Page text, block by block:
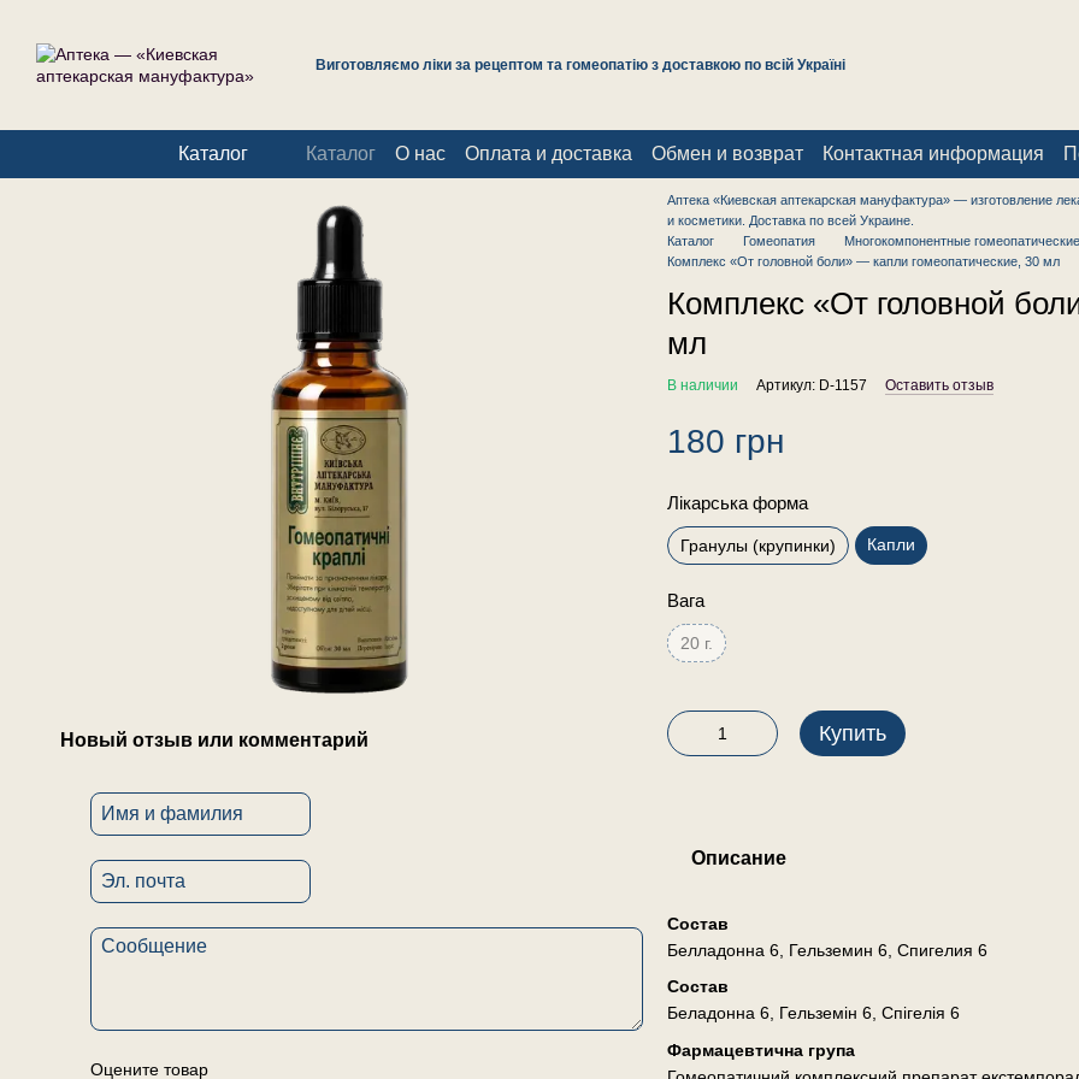
Виготовляємо ліки за рецептом та гомеопатію з доставкою по всій Україні
Каталог Каталог О нас Оплата и доставка Обмен и возврат Контактная информация
Новый отзыв или комментарий
Оцените товар
Аптека «Киевская аптекарская мануфактура» — изготовление
и косметики. Доставка по всей Украине.
Каталог
Гомеопатия
Многокомпонентные
Комплекс «От головной боли» — капли гомеопатические, 30 мл
Комплекс «От головной
мл
В наличии Артикул: D-1157 Оставить отзыв
180 грн
Лікарська форма
Гранулы (крупинки) Капли
Вага
20 г.
Купить
Описание
Состав
Белладонна 6, Гельземин 6, Спигелия 6
Состав
Беладонна 6, Гельземін 6, Спігелія 6
Фармацевтична група